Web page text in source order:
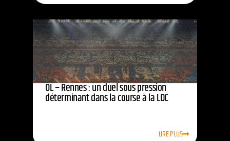
OL – Rennes : un duel sous pression
déterminant dans la course à la LDC
LIRE PLUS